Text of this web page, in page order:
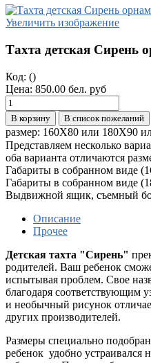
Увеличить изображение
Тахта детская Сирень
Код: ()
Цена: 850.00 бел. руб
В корзину В список пожеланий
размер: 160Х80 или 180Х90
Представляем несколько
оба варианта отличаются
Габариты в собранном виде
Габариты в собранном виде
Выдвижной ящик, съемный
Описание
Прочее
Детская тахта "Сирень"
родителей. Ваш ребенок
испытывая проблем. Свое
благодаря соответствующим
и необычный рисунок
других производителей.
Размеры специально
ребенок удобно устраивался